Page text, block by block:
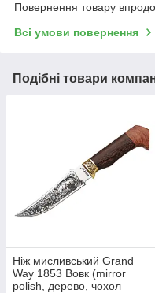
Повернення товару
Всі умови повернення
Подібні товари
Ніж мисливський Grand
Way 1853 Вовк (mirror
polish, дерево, чохол